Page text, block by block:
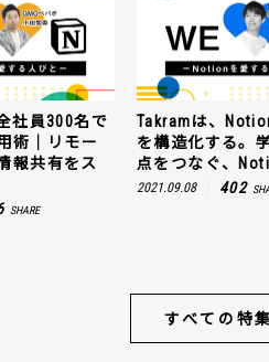
社員300名で
術｜リモー
報共有をス
SHARE
Takramは、
を構造化する。
点をつなぐ、
2021.09.08 402
すべての特